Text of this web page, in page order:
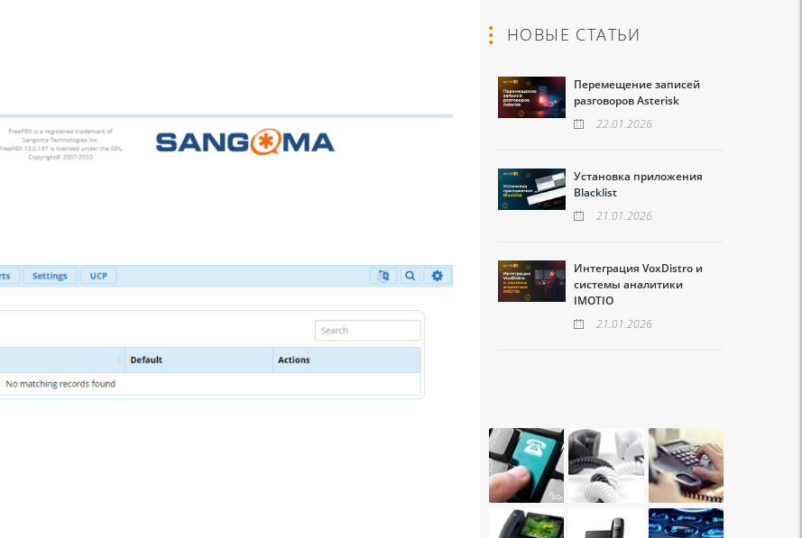
НОВЫЕ СТАТЬИ
Перемещение записей
разговоров Asterisk
22.01.2026
Установка приложения
Blacklist
21.01.2026
Интеграция VoxDistro и
системы аналитики
IMOTIO
21.01.2026